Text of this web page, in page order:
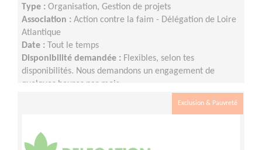
Type : Organisation, Gestion de projets
Association : Action contre la faim - Délégation de Loire
Atlantique
Date :
Tout le temps
Disponibilité demandée : Flexibles, selon tes
disponibilités. Nous demandons un engagement de
quelques heures par mois.
Exclusion & Pauvreté